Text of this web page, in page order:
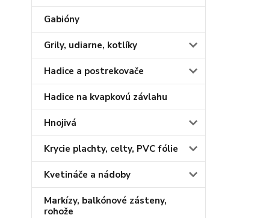
Gabióny
Grily, udiarne, kotlíky
Hadice a postrekovače
Hadice na kvapkovú závlahu
Hnojivá
Krycie plachty, celty, PVC fólie
Kvetináče a nádoby
Markízy, balkónové zásteny,
rohože